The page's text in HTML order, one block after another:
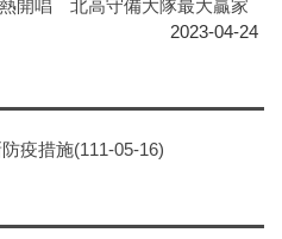
開唱 北高守備大隊最大贏家
2023-04-24
疫措施(111-05-16)